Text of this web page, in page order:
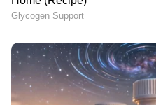
ജോസഫുമായി
വിവാദങ്ങളിലേക്ക്
കാര്യമില്ല. അത്തരം
നെഗറ്റീവാകാനാണ്
തൃക്കാക്കരയിൽ
പ്രളയ ദുരിതാശ്വാസ